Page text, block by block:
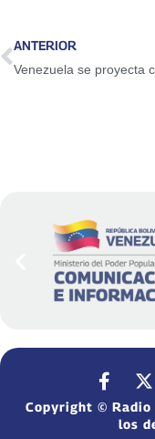
ANTERIOR
Copyright © Radio
los